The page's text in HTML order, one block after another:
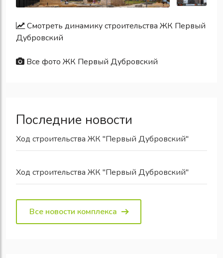
Смотреть динамику строительства ЖК Первый
Дубровский
Все фото ЖК Первый Дубровский
Последние новости
Ход строительства ЖК "Первый Дубровский"
Ход строительства ЖК "Первый Дубровский"
Все новости комплекса